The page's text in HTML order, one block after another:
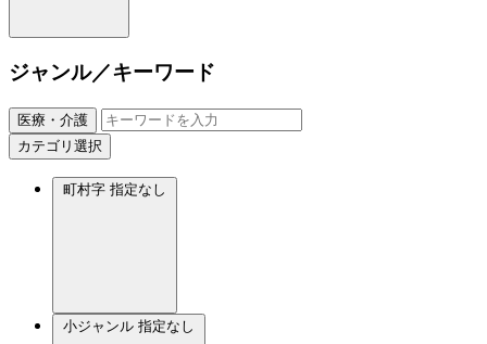
ジャンル／キーワード
医療・介護
カテゴリ選択
町村字 指定なし
小ジャンル 指定なし